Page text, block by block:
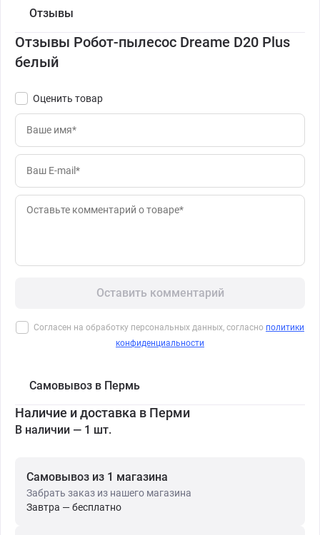
Отзывы
Отзывы Робот-пылесос Dreame D20 Plus
белый
Оценить товар
Оставить комментарий
Согласен на обработку персональных данных, согласно политики
конфиденциальности
Самовывоз в Пермь
Наличие и доставка в Перми
В наличии — 1 шт.
Самовывоз из 1 магазина
Забрать заказ из нашего магазина
Завтра — бесплатно